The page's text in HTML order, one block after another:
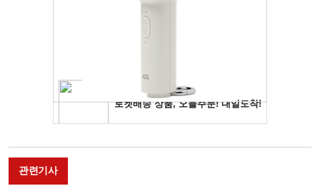
관련기사